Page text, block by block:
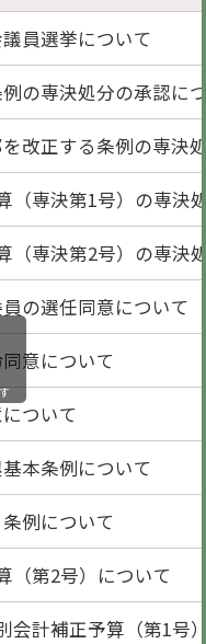
員選挙について
の専決処分の承認に
改正する条例の専決
（専決第1号）の専決
（専決第2号）の専決
の選任同意について
意について
ついて
本条例について
例について
（第2号）について
会計補正予算（第1号